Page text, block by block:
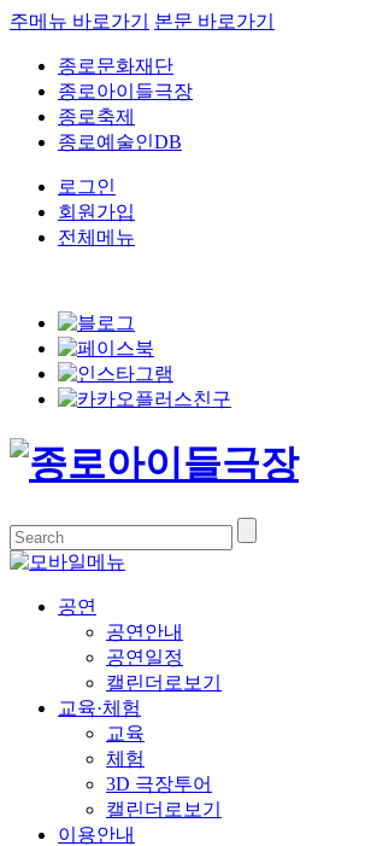
주메뉴 바로가기 본문 바로가기
종로문화재단
종로아이들극장
종로축제
종로예술인DB
로그인
회원가입
전체메뉴
공연
공연안내
공연일정
캘린더로보기
교육·체험
교육
체험
3D 극장투어
캘린더로보기
이용안내